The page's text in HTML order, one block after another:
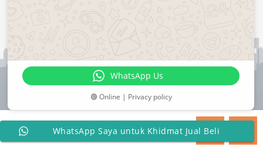
WhatsApp Us
🟢 Online | Privacy policy
WhatsApp Saya untuk Khidmat Jual Beli